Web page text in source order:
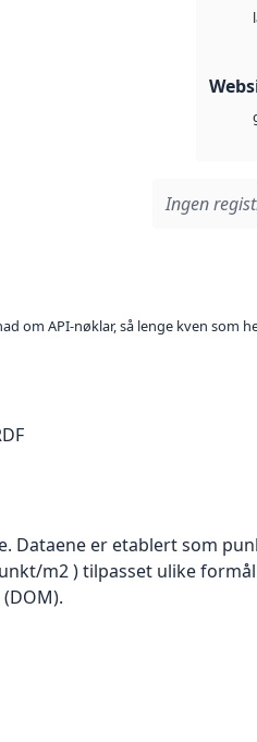
Ingen
om API-nøklar, så lenge kven som
Dataene er etablert som
m2 ) tilpasset ulike